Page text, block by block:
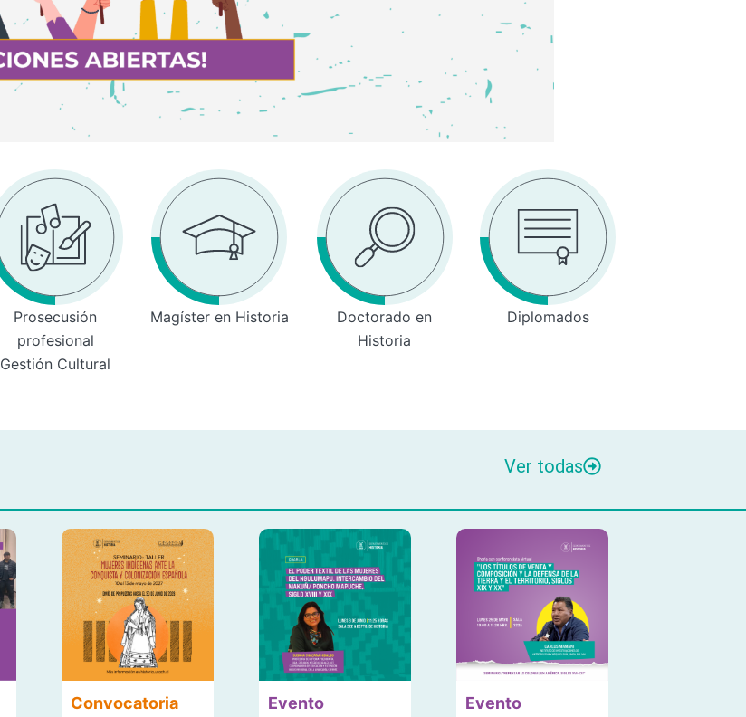
Prosecusión
profesional
Gestión Cultural
Magíster en Historia
Doctorado en
Historia
Diplomados
Ver todas
Convocatoria Evento Evento